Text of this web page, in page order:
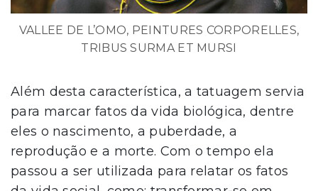
VALLEE DE L’OMO, PEINTURES CORPORELLES,
TRIBUS SURMA ET MURSI
Além desta característica, a tatuagem servia
para marcar fatos da vida biológica, dentre
eles o nascimento, a puberdade, a
reprodução e a morte. Com o tempo ela
passou a ser utilizada para relatar os fatos